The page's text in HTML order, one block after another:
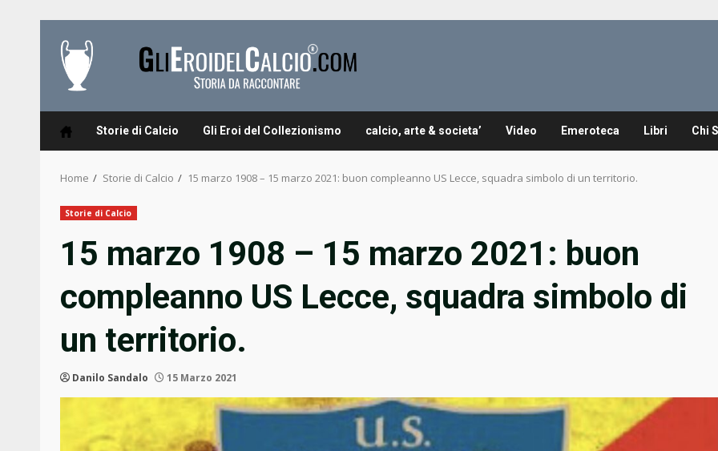
content
Storie di Calcio Gli Eroi del Collezionismo calcio, arte & societa’ Video Emeroteca Libri Chi
Home Storie di Calcio 15 marzo 1908 – 15 marzo 2021: buon compleanno US Lecce, squadra simbolo di un territorio.
Storie di Calcio
15 marzo 1908 – 15 marzo 2021: buon
compleanno US Lecce, squadra simbolo di
un territorio.
Danilo Sandalo 15 Marzo 2021